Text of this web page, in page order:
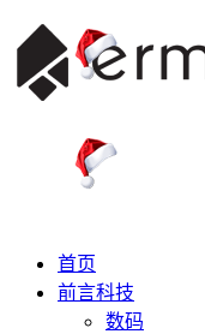
首页
前言科技
数码